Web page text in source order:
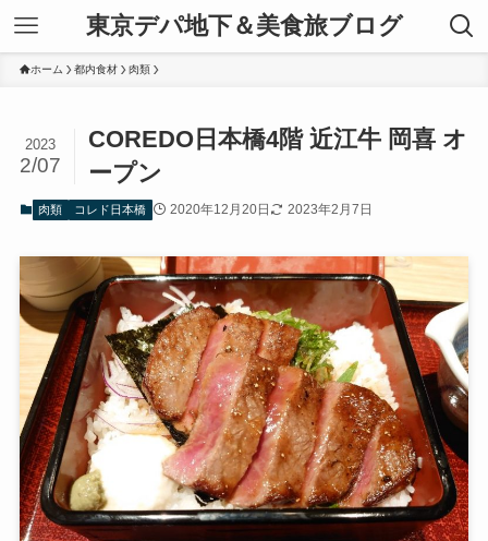
東京デパ地下＆美食旅ブログ
ホーム 都内食材 肉類
COREDO日本橋4階 近江牛 岡喜 オ
ープン
2023
2/07
肉類 コレド日本橋 2020年12月20日 2023年2月7日